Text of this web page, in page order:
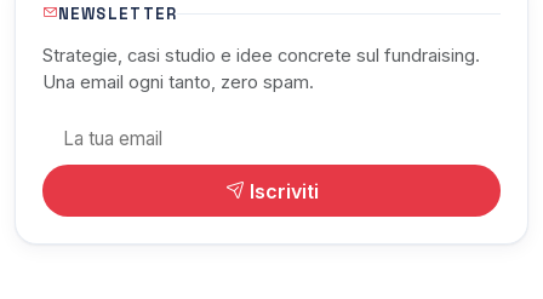
NEWSLETTER
Strategie, casi studio e idee concrete sul fundraising.
Una email ogni tanto, zero spam.
Iscriviti